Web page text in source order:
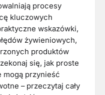
procesy
kluczowych
wskazówki,
żywieniowych,
produktów
się, jak proste
mogą przynieść
– przeczytaj cały